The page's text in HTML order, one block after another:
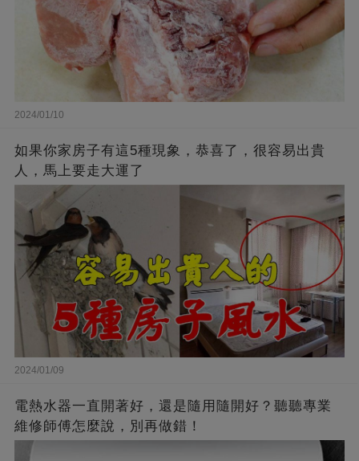
2024/01/10
如果你家房子有這5種現象，恭喜了，很容易出貴
人，馬上要走大運了
2024/01/09
電熱水器一直開著好，還是隨用隨開好？聽聽專業
維修師傅怎麼說，別再做錯！